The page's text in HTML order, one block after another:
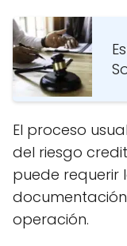
El proceso
del riesgo
puede requerir
operación.